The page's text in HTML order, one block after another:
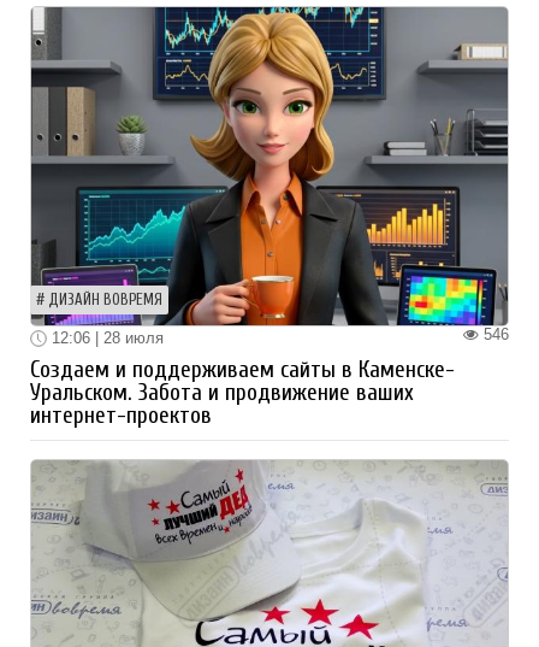
ДИЗАЙН ВОВРЕМЯ
546
12:06 | 28 июля
Создаем и поддерживаем сайты в Каменске-
Уральском. Забота и продвижение ваших
интернет-проектов